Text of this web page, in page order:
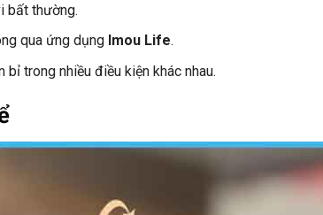
bất thường.
qua ứng dụng Imou Life.
trong nhiều điều kiện khác nhau.